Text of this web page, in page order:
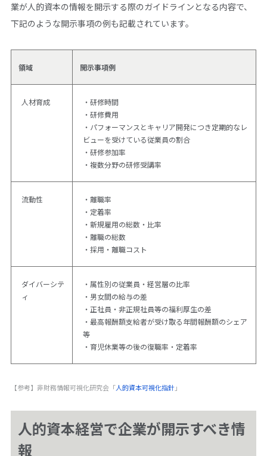
業が人的資本の情報を開示する際のガイドラインとなる内容で、
下記のような開示事項の例も記載されています。
領域 開示事項例
人材育成
・研修時間
・研修費用
・パフォーマンスとキャリア開発につき定期的なレ
ビューを受けている従業員の割合
・研修参加率
・複数分野の研修受講率
流動性
・離職率
・定着率
・新規雇用の総数・比率
・離職の総数
・採用・離職コスト
ダイバーシテ
ィ
・属性別の従業員・経営層の比率
・男女間の給与の差
・正社員・非正規社員等の福利厚生の差
・最高報酬額支給者が受け取る年間報酬額のシェア
等
・育児休業等の後の復職率・定着率
【参考】非財務情報可視化研究会「人的資本可視化指針」
人的資本経営で企業が開示すべき情
報